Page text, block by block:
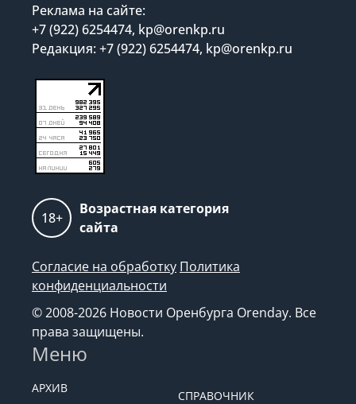
Реклама на сайте:
+7 (922) 6254474, kp@orenkp.ru
Редакция: +7 (922) 6254474, kp@orenkp.ru
18+
Возрастная категория
сайта
Согласие на обработку Политика
конфиденциальности
© 2008-2026 Новости Оренбурга Orenday. Все
права защищены.
Меню
АРХИВ
СПРАВОЧНИК